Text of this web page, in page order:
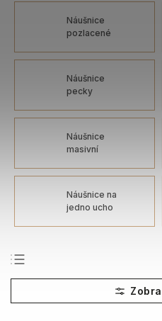
Náušnice
pozlacené
Náušnice
pecky
Náušnice
masivní
Náušnice na
jedno ucho
Nejprodávanější
Nejlevnější